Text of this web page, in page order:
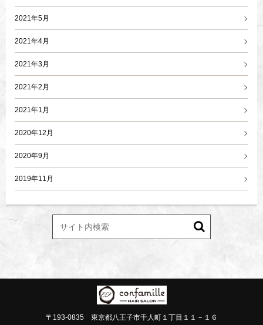
2021年5月
2021年4月
2021年3月
2021年2月
2021年1月
2020年12月
2020年9月
2019年11月
〒193-0835 東京都八王子市千人町１丁目１１－１６